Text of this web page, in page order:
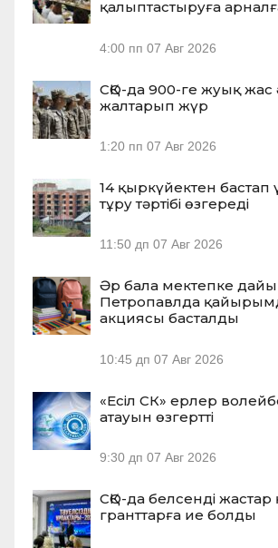
қалыптастыруға
4:00 пп 07 Авг 2026
СҚО-да 900-ге жуық жас
жалтарып жүр
1:20 пп 07 Авг 2026
14 қыркүйектен бастап
тұру тәртібі өзгереді
11:50 дп 07 Авг 2026
Әр бала мектепке
Петропавлда
акциясы басталды
10:45 дп 07 Авг 2026
«Есіл СК» ерлер
атауын өзгертті
9:30 дп 07 Авг 2026
СҚО-да белсенді
гранттарға ие болды